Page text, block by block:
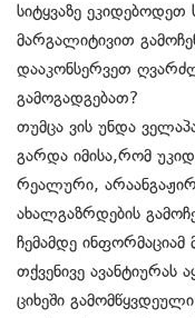
სიტყვაზე
მარგალიტივით
დააკონსერვეთ
გამოგადგებათ?
თუმცა ვის უნდა
გარდა იმისა,რომ
რეალური,
ახალგაზრდების
ჩემამდე ინფორმაციამ
თქვენივე
ციხეში